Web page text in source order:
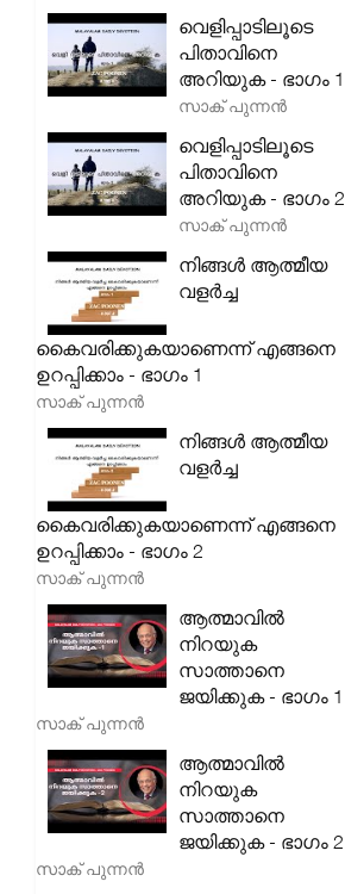
വെളിപ്പാടിലൂടെ
പിതാവിനെ
അറിയുക - ഭാഗം 1
സാക് പുന്നൻ
വെളിപ്പാടിലൂടെ
പിതാവിനെ
അറിയുക - ഭാഗം 2
സാക് പുന്നൻ
നിങ്ങൾ ആത്മീയ
വളർച്ച
കൈവരിക്കുകയാണെന്ന് എങ്ങനെ
ഉറപ്പിക്കാം - ഭാഗം 1
സാക് പുന്നൻ
നിങ്ങൾ ആത്മീയ
വളർച്ച
കൈവരിക്കുകയാണെന്ന് എങ്ങനെ
ഉറപ്പിക്കാം - ഭാഗം 2
സാക് പുന്നൻ
ആത്മാവിൽ
നിറയുക
സാത്താനെ
ജയിക്കുക - ഭാഗം 1
സാക് പുന്നൻ
ആത്മാവിൽ
നിറയുക
സാത്താനെ
ജയിക്കുക - ഭാഗം 2
സാക് പുന്നൻ